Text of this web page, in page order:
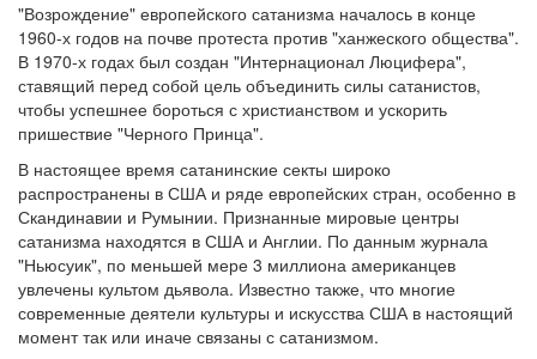
"Возрождение" европейского сатанизма началось в конце
1960-х годов на почве протеста против "ханжеского общества".
В 1970-х годах был создан "Интернационал Люцифера",
ставящий перед собой цель объединить силы сатанистов,
чтобы успешнее бороться с христианством и ускорить
пришествие "Черного Принца".
В настоящее время сатанинские секты широко
распространены в США и ряде европейских стран, особенно в
Скандинавии и Румынии. Признанные мировые центры
сатанизма находятся в США и Англии. По данным журнала
"Ньюсуик", по меньшей мере 3 миллиона американцев
увлечены культом дьявола. Известно также, что многие
современные деятели культуры и искусства США в настоящий
момент так или иначе связаны с сатанизмом.